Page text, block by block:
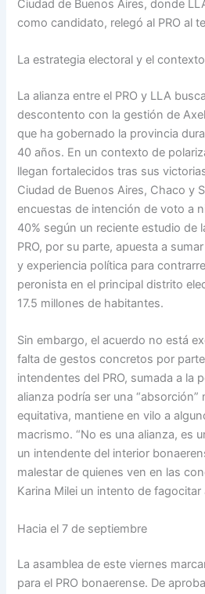
Ciudad de Buenos Aires, donde
como candidato, relegó al PRO al
La estrategia electoral y el
La alianza entre el PRO y LLA
descontento con la gestión de
que ha gobernado la provincia
40 años. En un contexto de
llegan fortalecidos tras sus
Ciudad de Buenos Aires, Chaco y
encuestas de intención de voto a
40% según un reciente estudio de
PRO, por su parte, apuesta a
y experiencia política para
peronista en el principal distrito
17.5 millones de habitantes.
Sin embargo, el acuerdo no está
falta de gestos concretos por
intendentes del PRO, sumada a la
alianza podría ser una “absorción”
equitativa, mantiene en vilo a
macrismo. “No es una alianza, es
un intendente del interior
malestar de quienes ven en las
Karina Milei un intento de fagocitar
Hacia el 7 de septiembre
La asamblea de este viernes
para el PRO bonaerense. De